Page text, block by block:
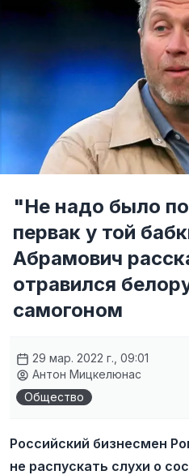
"Не надо было
первак у той
Абрамович
отравился
самогоном
29 мар. 2022 г., 09:01
Антон Мицкелюнас
Общество
Российский бизнесмен
не распускать слухи о